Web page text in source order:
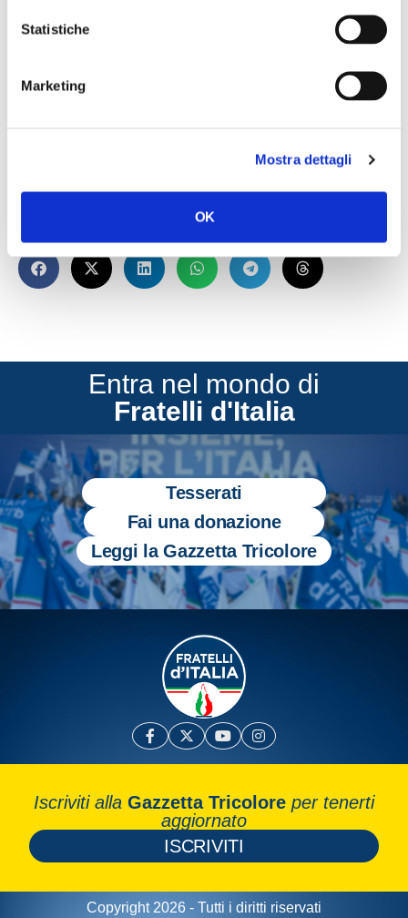
Statistiche
Marketing
Mostra dettagli
OK
parte del Ministro Fioramonti e attendo gli esiti
dell’ispezione nell’istituto”.
Lo dichiara il deputato di Fratelli d’Italia Luca De Carlo
che assieme al capogruppo di FDI in commissione
interrogazione al ministro dell’Istruzione Lorenzo
Entra nel mondo di
Fratelli d'Italia
Tesserati
Fai una donazione
Leggi la Gazzetta Tricolore
Iscriviti alla Gazzetta Tricolore per tenerti
aggiornato
ISCRIVITI
Copyright 2026 - Tutti i diritti riservati